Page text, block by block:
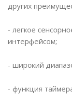
других
- легкое
интерфейсом;
- широкий
- функция